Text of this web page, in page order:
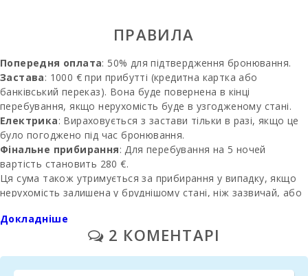
Пляж Кала
Эсмеральда
(км):
Пляж Кала Гран
(км):
Пляж Кала
Серена (км):
Феррера (км):
ПРАВИЛА
Попередня оплата: 50% для підтвердження бронювання.
Застава: 1000 € при прибутті (кредитна картка або
банківський переказ). Вона буде повернена в кінці
перебування, якщо нерухомість буде в узгодженому стані.
Електрика: Вираховується з застави тільки в разі, якщо це
було погоджено під час бронювання.
Фінальне прибирання: Для перебування на 5 ночей
вартість становить 280 €.
Ця сума також утримується за прибирання у випадку, якщо
нерухомість залишена у бруднішому стані, ніж зазвичай, або
перебування. У таких випадках буде вирахувано вартість
додаткового прибирання та утилізації відходів, а залишок
Докладніше
2 КОМЕНТАРІ